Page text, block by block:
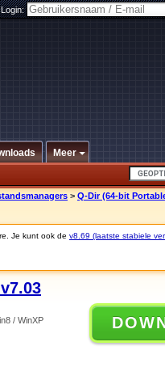
Login:
Meer
> Q-Dir (64-bit
Je kunt ook de v8.69 (laatste stabiele
/ WinXP